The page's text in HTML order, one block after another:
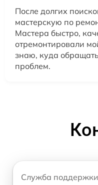
После долгих
мастерскую по
Мастера быстро,
отремонтировали
знаю, куда
проблем.
Служба поддержки